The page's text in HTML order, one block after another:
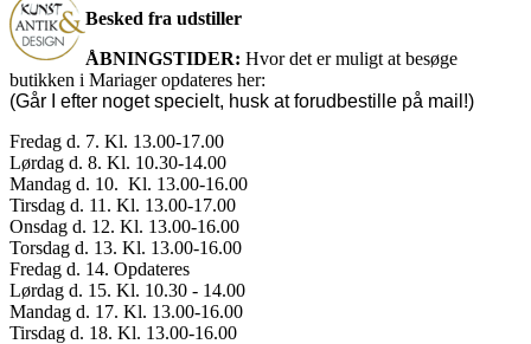
Besked fra udstiller
ÅBNINGSTIDER: Hvor det er muligt at besøge
butikken i Mariager opdateres her:
(Går I efter noget specielt, husk at forudbestille på mail!)
Fredag d. 7. Kl. 13.00-17.00
Lørdag d. 8. Kl. 10.30-14.00
Mandag d. 10. Kl. 13.00-16.00
Tirsdag d. 11. Kl. 13.00-17.00
Onsdag d. 12. Kl. 13.00-16.00
Torsdag d. 13. Kl. 13.00-16.00
Fredag d. 14. Opdateres
Lørdag d. 15. Kl. 10.30 - 14.00
Mandag d. 17. Kl. 13.00-16.00
Tirsdag d. 18. Kl. 13.00-16.00